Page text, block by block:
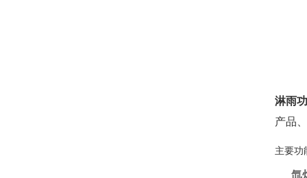
淋雨
产品
主要功
氙